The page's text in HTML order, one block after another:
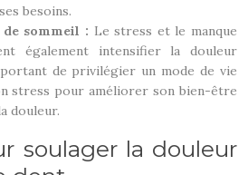
besoins.
sommeil : Le stress et le manque
également intensifier la douleur
de privilégier un mode de vie
stress pour améliorer son bien-être
douleur.
soulager la douleur